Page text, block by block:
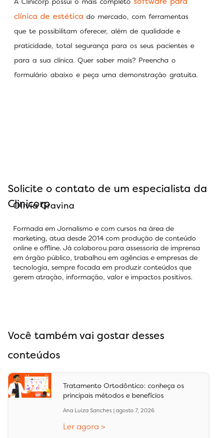
clínica de estética do mercado, com ferramentas
que te possibilitam oferecer, além de qualidade e
praticidade, total segurança para os seus pacientes e
para a sua clínica. Quer saber mais? Preencha o
formulário abaixo e peça uma demonstração gratuita.
Solicite o contato de um especialista da
Clinicorp
Olivia Gravina
Formada em Jornalismo e com cursos na área de
marketing, atua desde 2014 com produção de conteúdo
online e offline. Já colaborou para assessoria de imprensa
em órgão público, trabalhou em agências e empresas de
tecnologia, sempre focada em produzir conteúdos que
gerem atração, informação, valor e impactos positivos.
Você também vai gostar desses
conteúdos
Tratamento Ortodôntico: conheça os
principais métodos e benefícios
Ana Luiza Sanches agosto 7, 2026
Ler agora >